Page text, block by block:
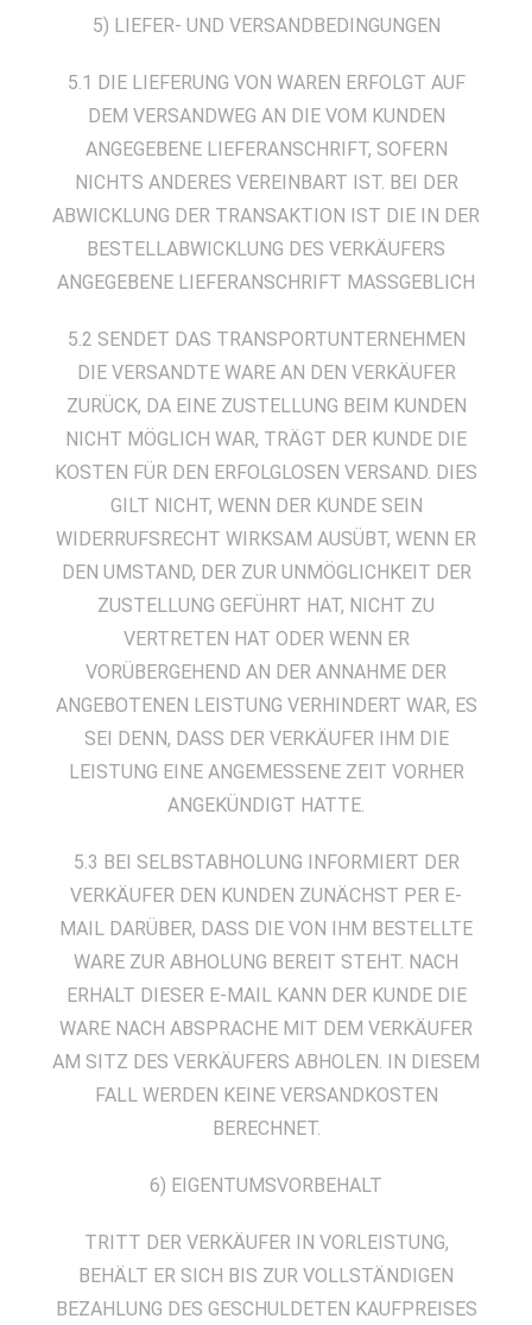
5) LIEFER- UND VERSANDBEDINGUNGEN
5.1 DIE LIEFERUNG VON WAREN ERFOLGT AUF
DEM VERSANDWEG AN DIE VOM KUNDEN
ANGEGEBENE LIEFERANSCHRIFT, SOFERN
NICHTS ANDERES VEREINBART IST. BEI DER
ABWICKLUNG DER TRANSAKTION IST DIE IN DER
BESTELLABWICKLUNG DES VERKÄUFERS
ANGEGEBENE LIEFERANSCHRIFT MASSGEBLICH
5.2 SENDET DAS TRANSPORTUNTERNEHMEN
DIE VERSANDTE WARE AN DEN VERKÄUFER
ZURÜCK, DA EINE ZUSTELLUNG BEIM KUNDEN
NICHT MÖGLICH WAR, TRÄGT DER KUNDE DIE
KOSTEN FÜR DEN ERFOLGLOSEN VERSAND. DIES
GILT NICHT, WENN DER KUNDE SEIN
WIDERRUFSRECHT WIRKSAM AUSÜBT, WENN ER
DEN UMSTAND, DER ZUR UNMÖGLICHKEIT DER
ZUSTELLUNG GEFÜHRT HAT, NICHT ZU
VERTRETEN HAT ODER WENN ER
VORÜBERGEHEND AN DER ANNAHME DER
ANGEBOTENEN LEISTUNG VERHINDERT WAR, ES
SEI DENN, DASS DER VERKÄUFER IHM DIE
LEISTUNG EINE ANGEMESSENE ZEIT VORHER
ANGEKÜNDIGT HATTE.
5.3 BEI SELBSTABHOLUNG INFORMIERT DER
VERKÄUFER DEN KUNDEN ZUNÄCHST PER E-
MAIL DARÜBER, DASS DIE VON IHM BESTELLTE
WARE ZUR ABHOLUNG BEREIT STEHT. NACH
ERHALT DIESER E-MAIL KANN DER KUNDE DIE
WARE NACH ABSPRACHE MIT DEM VERKÄUFER
AM SITZ DES VERKÄUFERS ABHOLEN. IN DIESEM
FALL WERDEN KEINE VERSANDKOSTEN
BERECHNET.
6) EIGENTUMSVORBEHALT
TRITT DER VERKÄUFER IN VORLEISTUNG,
BEHÄLT ER SICH BIS ZUR VOLLSTÄNDIGEN
BEZAHLUNG DES GESCHULDETEN KAUFPREISES